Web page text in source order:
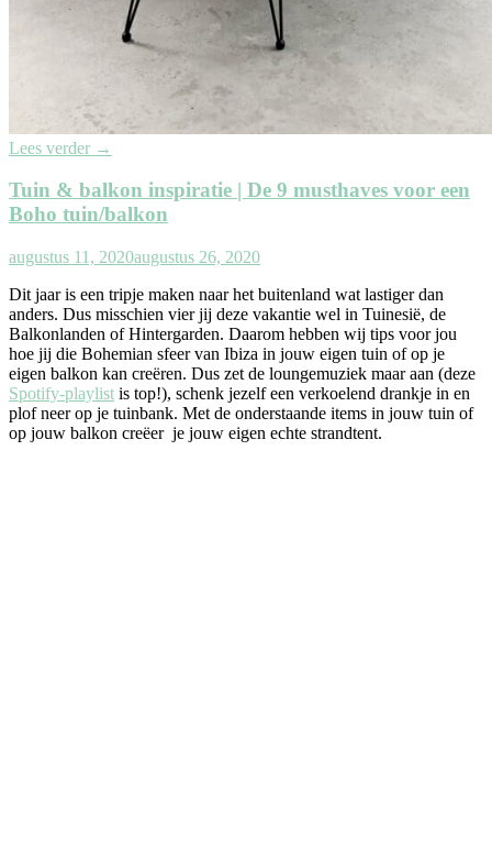
Lees verder →
Tuin & balkon inspiratie | De 9 musthaves voor een
Boho tuin/balkon
augustus 11, 2020augustus 26, 2020
Dit jaar is een tripje maken naar het buitenland wat lastiger dan
anders. Dus misschien vier jij deze vakantie wel in Tuinesië, de
Balkonlanden of Hintergarden. Daarom hebben wij tips voor jou
hoe jij die Bohemian sfeer van Ibiza in jouw eigen tuin of op je
eigen balkon kan creëren. Dus zet de loungemuziek maar aan (deze
Spotify-playlist is top!), schenk jezelf een verkoelend drankje in en
plof neer op je tuinbank. Met de onderstaande items in jouw tuin of
op jouw balkon creëer je jouw eigen echte strandtent.